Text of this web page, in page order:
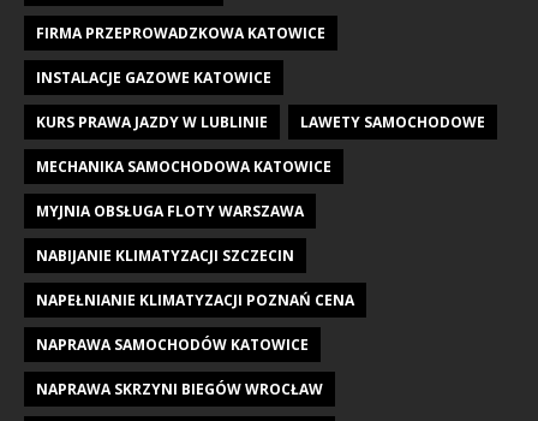
FIRMA PRZEPROWADZKOWA KATOWICE
INSTALACJE GAZOWE KATOWICE
KURS PRAWA JAZDY W LUBLINIE LAWETY SAMOCHODOWE
MECHANIKA SAMOCHODOWA KATOWICE
MYJNIA OBSŁUGA FLOTY WARSZAWA
NABIJANIE KLIMATYZACJI SZCZECIN
NAPEŁNIANIE KLIMATYZACJI POZNAŃ CENA
NAPRAWA SAMOCHODÓW KATOWICE
NAPRAWA SKRZYNI BIEGÓW WROCŁAW